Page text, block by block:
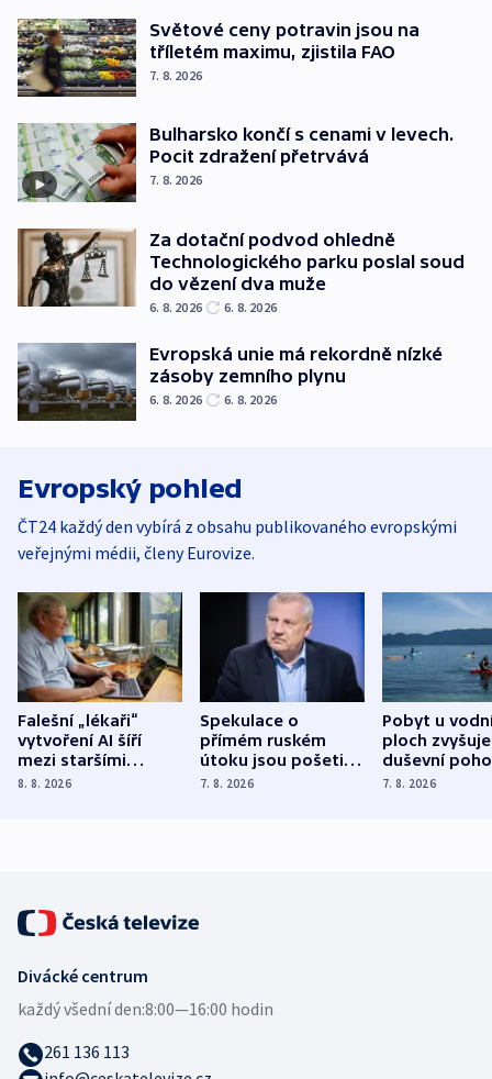
Světové ceny potravin jsou na
tříletém maximu, zjistila FAO
7. 8. 2026
Bulharsko končí s cenami v levech.
Pocit zdražení přetrvává
7. 8. 2026
Za dotační podvod ohledně
Technologického parku poslal soud
do vězení dva muže
6. 8. 2026 6. 8. 2026
Evropská unie má rekordně nízké
zásoby zemního plynu
6. 8. 2026 6. 8. 2026
Evropský pohled
ČT24 každý den vybírá z obsahu publikovaného evropskými
veřejnými médii, členy Eurovize.
Falešní „lékaři“
vytvoření AI šíří
mezi staršími
Poláky nebezpečné
8. 8. 2026
Spekulace o
přímém ruském
útoku jsou pošetilé,
míní estonský
7. 8. 2026
Pobyt u
ploch zvyšuje
duševní
ukázala
7. 8. 2026
Divácké centrum
každý všední den:8:00—16:00 hodin
261 136 113